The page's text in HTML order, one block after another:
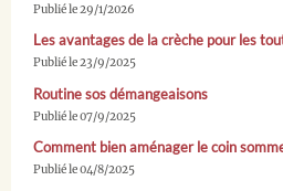
Publié le 29/1/2026
Les avantages de la crèche pour les
Publié le 23/9/2025
Routine sos démangeaisons
Publié le 07/9/2025
Comment bien aménager le coin
Publié le 04/8/2025